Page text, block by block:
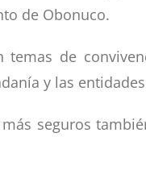
de Obonuco.
de
y las
seguros